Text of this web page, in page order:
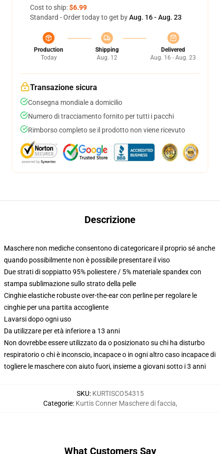
Cost to ship:$6.99
Standard - Order today to get byAug. 16 - Aug. 23
Production
Today
Shipping
Aug. 12
Delivered
Aug. 16 - Aug. 23
Transazione sicura
Consegna mondiale a domicilio
Numero di tracciamento fornito per tutti i pacchi
Rimborso completo se il prodotto non viene ricevuto
Descrizione
Maschere non mediche consentono di categoricare il proprio sé anche
quando possibilmente non è possibile presentare il viso
Due strati di soppiatto 95% poliestere / 5% materiale spandex con
stampa sublimazione sullo strato della pelle
Cinghie elastiche robuste over-the-ear con perline per regolare le
cinghie per una partita accogliente
Lavarsi dopo ogni uso
Da utilizzare per età inferiore a 13 anni
Non dovrebbe essere utilizzato da o posizionato su chi ha disturbo
respiratorio o chi è inconscio, incapace o in ogni altro caso incapace di
togliere le maschere con aiuto fuori, insieme a giovani sotto i 3 anni
SKU: KURTISCO54315
Categorie: Kurtis Conner Maschere di faccia,
What Customers Say